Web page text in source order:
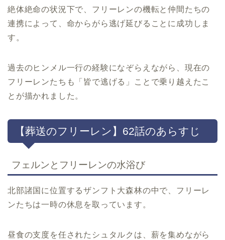
絶体絶命の状況下で、フリーレンの機転と仲間たちの
連携によって、命からがら逃げ延びることに成功しま
す。
過去のヒンメル一行の経験になぞらえながら、現在の
フリーレンたちも「皆で逃げる」ことで乗り越えたこ
とが描かれました。
【葬送のフリーレン】62話のあらすじ
フェルンとフリーレンの水浴び
北部諸国に位置するザンフト大森林の中で、フリーレ
ンたちは一時の休息を取っています。
昼食の支度を任されたシュタルクは、薪を集めながら